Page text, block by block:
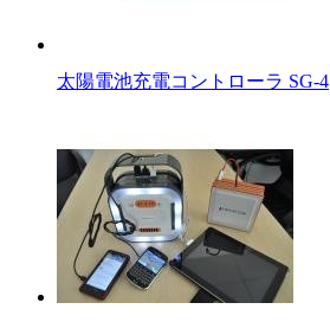
太陽電池充電コントローラ SG-4